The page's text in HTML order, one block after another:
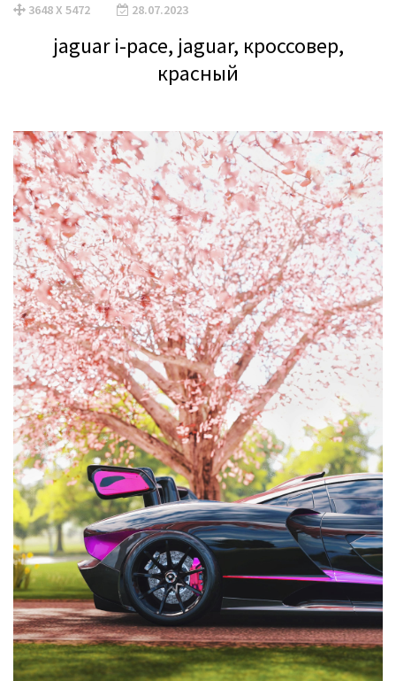
3648 X 5472 28.07.2023
jaguar i-pace, jaguar, кроссовер,
красный